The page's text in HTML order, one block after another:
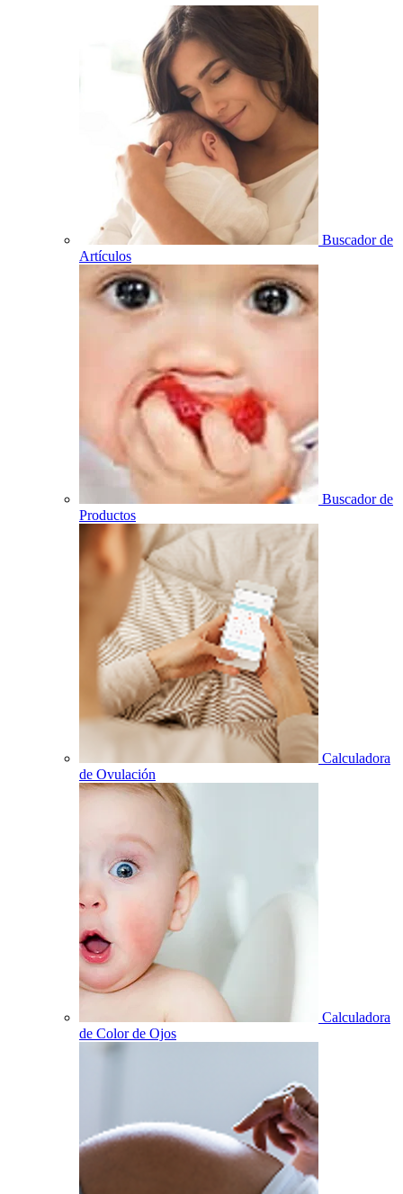
Buscador de
Artículos
Buscador de
Productos
Calculadora
de Ovulación
Calculadora
de Color de Ojos